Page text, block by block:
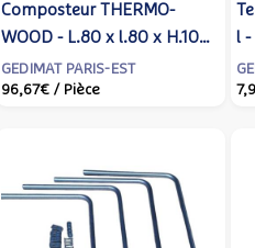
Composteur THERMO-
WOOD - L.80 x l.80 x H.100
cm - Gedimat
GEDIMAT PARIS-EST
96,67€ / Pièce
l -